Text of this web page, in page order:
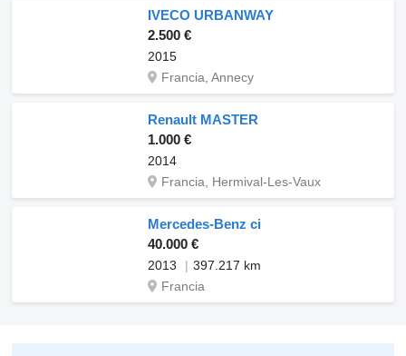
IVECO URBANWAY
2.500 €
2015
Francia, Annecy
Renault MASTER
1.000 €
2014
Francia, Hermival-Les-Vaux
Mercedes-Benz ci
40.000 €
2013
397.217 km
Francia